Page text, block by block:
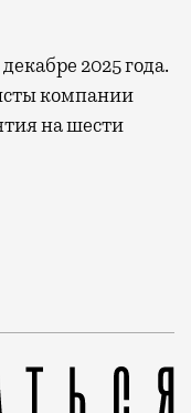
2025 года.
компании
на шести
работы по